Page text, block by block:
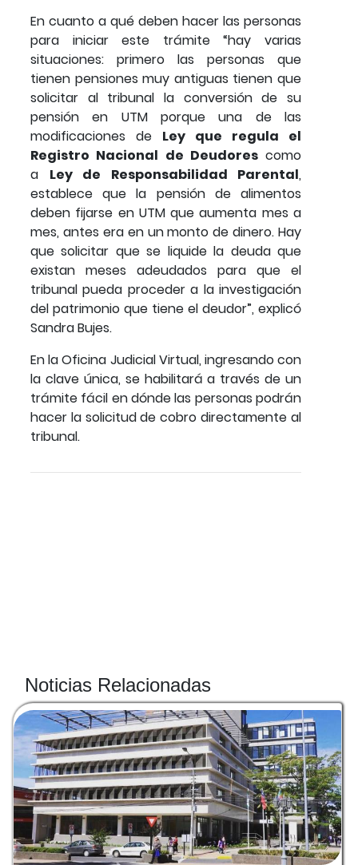
En cuanto a qué deben hacer las personas
para iniciar este trámite “hay varias
situaciones: primero las personas que
tienen pensiones muy antiguas tienen que
solicitar al tribunal la conversión de su
pensión en UTM porque una de las
modificaciones de Ley que regula el
Registro Nacional de Deudorescomo
a Ley de Responsabilidad Parental,
establece que la pensión de alimentos
deben fijarse en UTM que aumenta mes a
mes, antes era en un monto de dinero. Hay
que solicitar que se liquide la deuda que
existan meses adeudados para que el
tribunal pueda proceder a la investigación
del patrimonio que tiene el deudor”, explicó
Sandra Bujes.
En la Oficina Judicial Virtual, ingresando con
la clave única, se habilitará a través de un
trámite fácil en dónde las personas podrán
hacer la solicitud de cobro directamente al
tribunal.
Noticias Relacionadas